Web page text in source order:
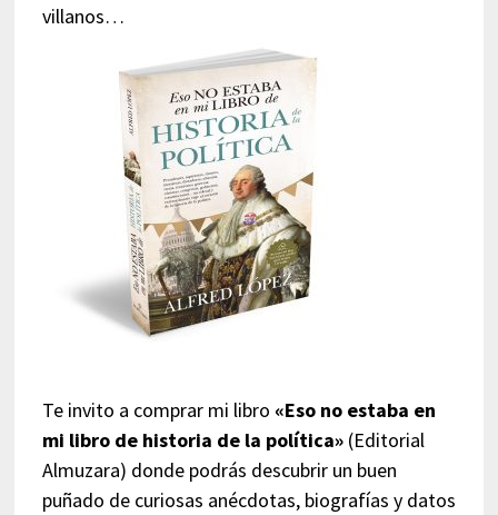
villanos…
Te invito a comprar mi libro «Eso no estaba en
mi libro de historia de la política»(Editorial
Almuzara) donde podrás descubrir un buen
puñado de curiosas anécdotas, biografías y datos